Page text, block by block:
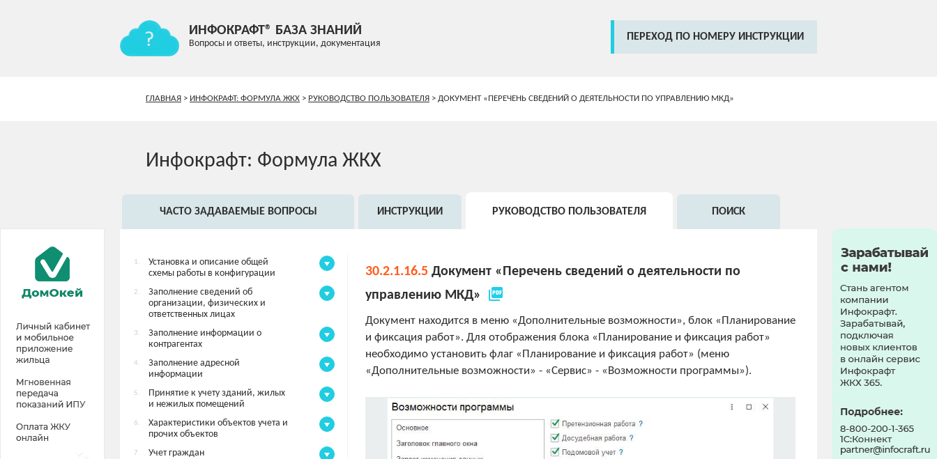
ИНФОКРАФТ® БАЗА ЗНАНИЙ
Вопросы и ответы, инструкции, документация
ПЕРЕХОД ПО НОМЕРУ ИНСТРУКЦИИ
ГЛАВНАЯ > ИНФОКРАФТ: ФОРМУЛА ЖКХ > РУКОВОДСТВО ПОЛЬЗОВАТЕЛЯ >ДОКУМЕНТ «ПЕРЕЧЕНЬ СВЕДЕНИЙ О ДЕЯТЕЛЬНОСТИ ПО УПРАВЛЕНИЮ МКД»
Инфокрафт: Формула ЖКХ
ЧАСТО ЗАДАВАЕМЫЕ ВОПРОСЫ ИНСТРУКЦИИ РУКОВОДСТВО ПОЛЬЗОВАТЕЛЯ ПОИСК
1.
Установка и описание общей
схемы работы в конфигурации
2.
Заполнение сведений об
организации, физических и
ответственных лицах
3.
Заполнение информации о
контрагентах
4.
Заполнение адресной
информации
5.
Принятие к учету зданий, жилых
и нежилых помещений
6.
Характеристики объектов учета и
прочих объектов
7. Учет граждан
30.2.1.16.5 Документ «Перечень сведений о деятельности по
управлению МКД»
picture_as_pdf
Документ находится в меню «Дополнительные возможности», блок «Планирование
и фиксация работ». Для отображения блока «Планирование и фиксация работ»
необходимо установить флаг «Планирование и фиксация работ» (меню
«Дополнительные возможности» - «Сервис» - «Возможности программы»).